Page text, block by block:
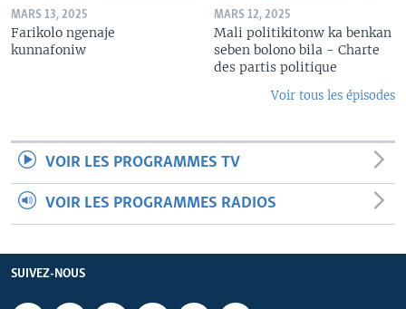
MARS 13, 2025
Farikolo ngenaje
kunnafoniw
MARS 12, 2025
Mali politikitonw ka benkan
seben bolono bila - Charte
des partis politique
Voir tous les épisodes
VOIR LES PROGRAMMES TV
VOIR LES PROGRAMMES RADIOS
SUIVEZ-NOUS